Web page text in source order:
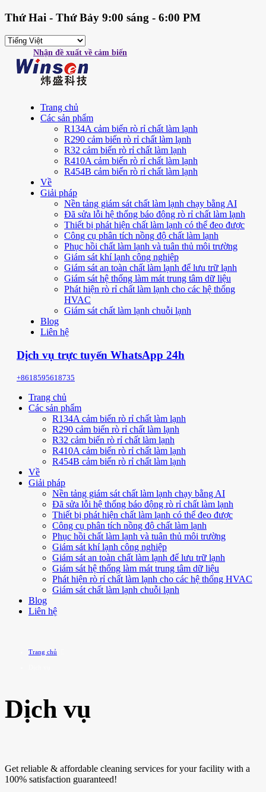
Thứ Hai - Thứ Bảy 9:00 sáng - 6:00 PM
Nhận đề xuất về cảm biến
Trang chủ
Các sản phẩm
R134A cảm biến rò rỉ chất làm lạnh
R290 cảm biến rò rỉ chất làm lạnh
R32 cảm biến rò rỉ chất làm lạnh
R410A cảm biến rò rỉ chất làm lạnh
R454B cảm biến rò rỉ chất làm lạnh
Về
Giải pháp
Nền tảng giám sát chất làm lạnh chạy bằng AI
Đã sửa lỗi hệ thống báo động rò rỉ chất làm lạnh
Thiết bị phát hiện chất làm lạnh có thể đeo được
Công cụ phân tích nồng độ chất làm lạnh
Phục hồi chất làm lạnh và tuân thủ môi trường
Giám sát khí lạnh công nghiệp
Giám sát an toàn chất làm lạnh để lưu trữ lạnh
Giám sát hệ thống làm mát trung tâm dữ liệu
Phát hiện rò rỉ chất làm lạnh cho các hệ thống
HVAC
Giám sát chất làm lạnh chuỗi lạnh
Blog
Liên hệ
Dịch vụ trực tuyến WhatsApp 24h
+8618595618735
Trang chủ
Các sản phẩm
R134A cảm biến rò rỉ chất làm lạnh
R290 cảm biến rò rỉ chất làm lạnh
R32 cảm biến rò rỉ chất làm lạnh
R410A cảm biến rò rỉ chất làm lạnh
R454B cảm biến rò rỉ chất làm lạnh
Về
Giải pháp
Nền tảng giám sát chất làm lạnh chạy bằng AI
Đã sửa lỗi hệ thống báo động rò rỉ chất làm lạnh
Thiết bị phát hiện chất làm lạnh có thể đeo được
Công cụ phân tích nồng độ chất làm lạnh
Phục hồi chất làm lạnh và tuân thủ môi trường
Giám sát khí lạnh công nghiệp
Giám sát an toàn chất làm lạnh để lưu trữ lạnh
Giám sát hệ thống làm mát trung tâm dữ liệu
Phát hiện rò rỉ chất làm lạnh cho các hệ thống HVAC
Giám sát chất làm lạnh chuỗi lạnh
Blog
Liên hệ
Trang chủ
Dịch vụ
Get reliable & affordable cleaning services for your facility with a
100% satisfaction guaranteed!